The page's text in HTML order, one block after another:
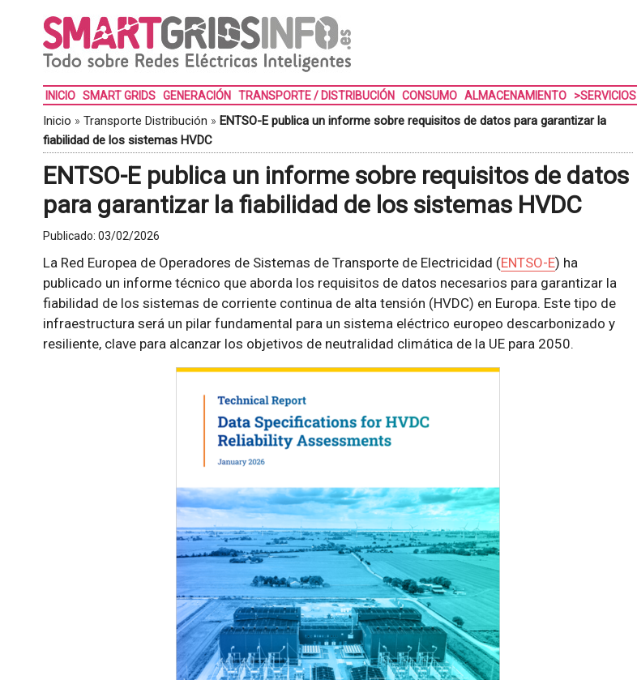
INICIO SMART GRIDS GENERACIÓN TRANSPORTE / DISTRIBUCIÓN CONSUMO ALMACENAMIENTO >SERVICIOS
Inicio » Transporte Distribución » ENTSO-E publica un informe sobre requisitos de datos para garantizar la
fiabilidad de los sistemas HVDC
ENTSO-E publica un informe sobre requisitos de datos
para garantizar la fiabilidad de los sistemas HVDC
Publicado: 03/02/2026
La Red Europea de Operadores de Sistemas de Transporte de Electricidad (ENTSO-E) ha
publicado un informe técnico que aborda los requisitos de datos necesarios para garantizar la
fiabilidad de los sistemas de corriente continua de alta tensión (HVDC) en Europa. Este tipo de
infraestructura será un pilar fundamental para un sistema eléctrico europeo descarbonizado y
resiliente, clave para alcanzar los objetivos de neutralidad climática de la UE para 2050.